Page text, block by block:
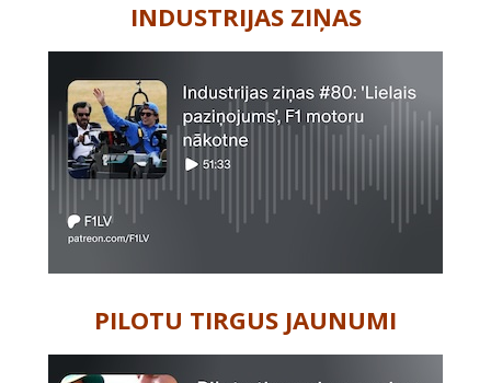
INDUSTRIJAS ZIŅAS
PILOTU TIRGUS JAUNUMI